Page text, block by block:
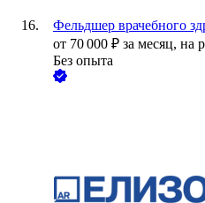
Фельдшер врачебного
от 70 000 ₽ за месяц, на
Без опыта